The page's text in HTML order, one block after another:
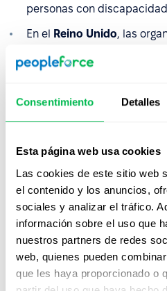
Consentimiento Detalles
Esta página web usa cookies
Las cookies de este sitio web
el contenido y los anuncios,
sociales y analizar el tráfico.
información sobre el uso que
nuestros partners de redes
web, quienes pueden
que les haya proporcionado o
personas con
En el Reino Unido, las
Igualdad de 2010, a
igualdad cuantificables, lo
En toda laUnión Europea,
el Estado miembro, pero
información sobre las
y la composición de la
estandarizando cada vez
por la Directiva de
adoptada en 2023.
En Australia
, la Ley de